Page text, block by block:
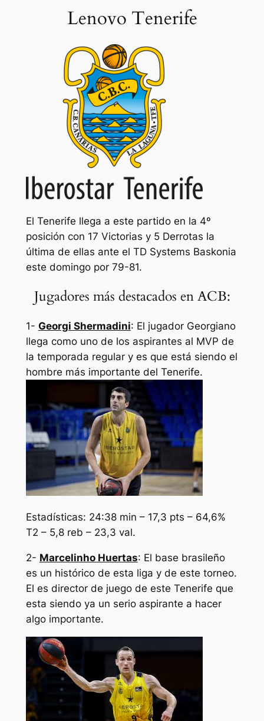
Lenovo Tenerife
El Tenerife llega a este partido en la 4º
posición con 17 Victorias y 5 Derrotas la
última de ellas ante el TD Systems Baskonia
este domingo por 79-81.
Jugadores más destacados en ACB:
1- Georgi Shermadini: El jugador Georgiano
llega como uno de los aspirantes al MVP de
la temporada regular y es que está siendo el
hombre más importante del Tenerife.
Estadísticas: 24:38 min – 17,3 pts – 64,6%
T2 – 5,8 reb – 23,3 val.
2- Marcelinho Huertas: El base brasileño
es un histórico de esta liga y de este torneo.
El es director de juego de este Tenerife que
esta siendo ya un serio aspirante a hacer
algo importante.